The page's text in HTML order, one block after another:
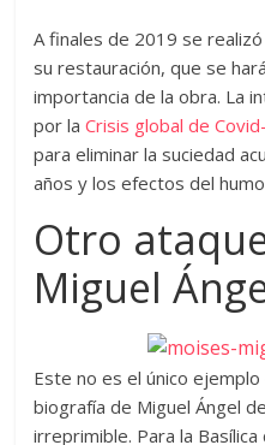
A finales de 2019 se
su restauración, que se
importancia de la obra. La
por laCrisis global de
para eliminar la suciedad
años y los efectos del
Otro
Miguel
Este no es el único
biografía de Miguel Ángel
irreprimible. Para la